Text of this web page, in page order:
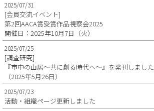
2025/07/31
[会員交流イベント]
第2回AACA賞受賞作品視察会2025
開催日：2025年10月7日（火）
2025/07/25
[調査研究]
『市中の山居～共に創る時代へ～』を発刊しました
（2025年5月26日）
2025/07/23
活動・組織ページ更新しました